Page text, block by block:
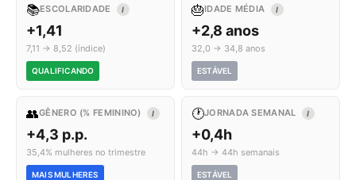
📚ESCOLARIDADE I
+1,41
7,11 → 8,52 (índice)
QUALIFICANDO
🎂IDADE MÉDIA I
+2,8 anos
32,0 → 34,8 anos
ESTÁVEL
👥GÊNERO (% FEMININO) I
+4,3 p.p.
35,4% mulheres no trimestre
MAIS MULHERES
🕐JORNADA SEMANAL I
+0,4h
44h → 44h semanais
ESTÁVEL